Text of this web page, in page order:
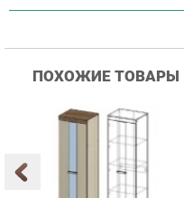
Атлантида-2 Венге-дуб
Белфорд
25 223 ₽